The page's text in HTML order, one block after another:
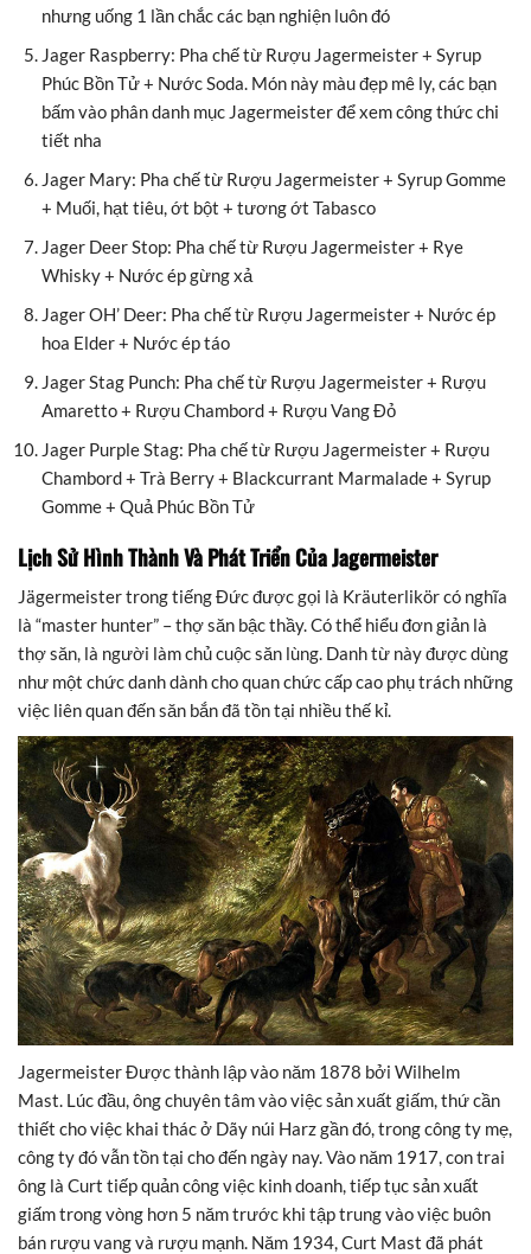
nhưng uống 1 lần chắc các bạn nghiện luôn đó
Jager Raspberry: Pha chế từ Rượu Jagermeister + Syrup
Phúc Bồn Tử + Nước Soda. Món này màu đẹp mê ly, các bạn
bấm vào phân danh mục Jagermeister để xem công thức chi
tiết nha
Jager Mary: Pha chế từ Rượu Jagermeister + Syrup Gomme
+ Muối, hạt tiêu, ớt bột + tương ớt Tabasco
Jager Deer Stop: Pha chế từ Rượu Jagermeister + Rye
Whisky + Nước ép gừng xả
Jager OH’ Deer: Pha chế từ Rượu Jagermeister + Nước ép
hoa Elder + Nước ép táo
Jager Stag Punch: Pha chế từ Rượu Jagermeister + Rượu
Amaretto + Rượu Chambord + Rượu Vang Đỏ
Jager Purple Stag: Pha chế từ Rượu Jagermeister + Rượu
Chambord + Trà Berry + Blackcurrant Marmalade + Syrup
Gomme + Quả Phúc Bồn Tử
Lịch Sử Hình Thành Và Phát Triển Của Jagermeister
Jägermeister trong tiếng Đức được gọi là Kräuterlikör có nghĩa
là “master hunter” – thợ săn bậc thầy. Có thể hiểu đơn giản là
thợ săn, là người làm chủ cuộc săn lùng. Danh từ này được dùng
như một chức danh dành cho quan chức cấp cao phụ trách những
việc liên quan đến săn bắn đã tồn tại nhiều thế kỉ.
Jagermeister Được thành lập vào năm 1878 bởi Wilhelm
Mast. Lúc đầu, ông chuyên tâm vào việc sản xuất giấm, thứ cần
thiết cho việc khai thác ở Dãy núi Harz gần đó, trong công ty mẹ,
công ty đó vẫn tồn tại cho đến ngày nay. Vào năm 1917, con trai
ông là Curt tiếp quản công việc kinh doanh, tiếp tục sản xuất
giấm trong vòng hơn 5 năm trước khi tập trung vào việc buôn
bán rượu vang và rượu mạnh. Năm 1934, Curt Mast đã phát